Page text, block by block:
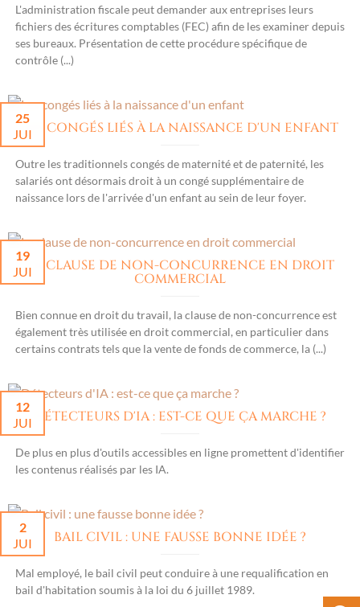
L'administration fiscale peut demander aux entreprises leurs
fichiers des écritures comptables (FEC) afin de les examiner depuis
ses bureaux. Présentation de cette procédure spécifique de
contrôle (...)
LES CONGÉS LIÉS À LA NAISSANCE D'UN ENFANT
25
JUI
Outre les traditionnels congés de maternité et de paternité, les
salariés ont désormais droit à un congé supplémentaire de
naissance lors de l'arrivée d'un enfant au sein de leur foyer.
LA CLAUSE DE NON-CONCURRENCE EN DROIT
COMMERCIAL
19
JUI
Bien connue en droit du travail, la clause de non-concurrence est
également très utilisée en droit commercial, en particulier dans
certains contrats tels que la vente de fonds de commerce, la (...)
DÉTECTEURS D'IA : EST-CE QUE ÇA MARCHE ?
12
JUI
De plus en plus d'outils accessibles en ligne promettent d'identifier
les contenus réalisés par les IA.
BAIL CIVIL : UNE FAUSSE BONNE IDÉE ?
2
JUI
Mal employé, le bail civil peut conduire à une requalification en
bail d'habitation soumis à la loi du 6 juillet 1989.